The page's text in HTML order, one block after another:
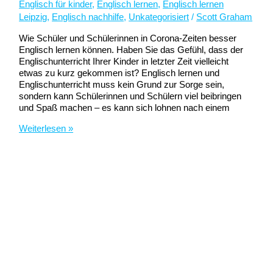
Englisch für kinder, Englisch lernen, Englisch lernen
Leipzig, Englisch nachhilfe, Unkategorisiert / Scott Graham
Wie Schüler und Schülerinnen in Corona-Zeiten besser
Englisch lernen können. Haben Sie das Gefühl, dass der
Englischunterricht Ihrer Kinder in letzter Zeit vielleicht
etwas zu kurz gekommen ist? Englisch lernen und
Englischunterricht muss kein Grund zur Sorge sein,
sondern kann Schülerinnen und Schülern viel beibringen
und Spaß machen – es kann sich lohnen nach einem
Englisch
Weiterlesen »